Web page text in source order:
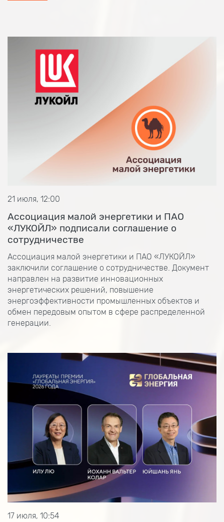
21 июля, 12:00
Ассоциация малой энергетики и ПАО
«ЛУКОЙЛ» подписали соглашение о
сотрудничестве
Ассоциация малой энергетики и ПАО «ЛУКОЙЛ»
заключили соглашение о сотрудничестве. Документ
направлен на развитие инновационных
энергетических решений, повышение
энергоэффективности промышленных объектов и
обмен передовым опытом в сфере распределенной
генерации.
17 июля, 10:54